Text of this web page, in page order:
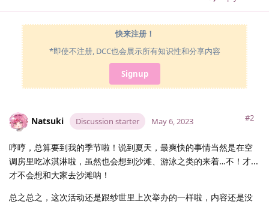
快来注册！
*即使不注册, DCC也会展示所有知识性和分享内容
Signup
Natsuki Discussion starter #2
May 6, 2023
哼哼，总算要到我的季节啦！说到夏天，最爽快的事情当然是在空
调房里吃冰淇淋啦，虽然也会想到沙滩、游泳之类的来着…不！才...
才不会想和大家去沙滩呐！
总之总之，这次活动还是跟纱世里上次举办的一样啦，内容还是没